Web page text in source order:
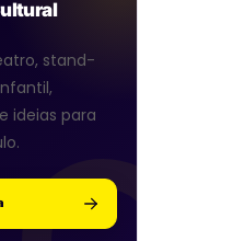
stand-
ideias para